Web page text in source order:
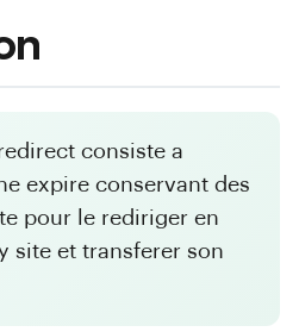
consiste a
expire conservant des
pour le rediriger en
site et transferer son